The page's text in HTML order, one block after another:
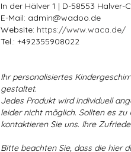
In der Hälver 1 | D-58553 Halver-
E-Mail: admin@wadoo.de
Website: https://www.waca.de/
Tel.: +492355908022
Ihr personalisiertes
gestaltet.
Jedes Produkt wird individuell
leider nicht möglich. Sollten es
kontaktieren Sie uns. Ihre
Bitte beachten Sie, dass die hier